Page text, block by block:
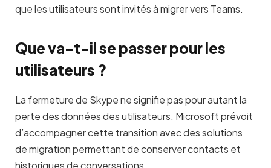
que les utilisateurs sont invités à migrer vers Teams.
Que va-t-il se passer pour les
utilisateurs ?
La fermeture de Skype ne signifie pas pour autant la
perte des données des utilisateurs. Microsoft prévoit
d’accompagner cette transition avec des solutions
de migration permettant de conserver contacts et
historiques de conversations.